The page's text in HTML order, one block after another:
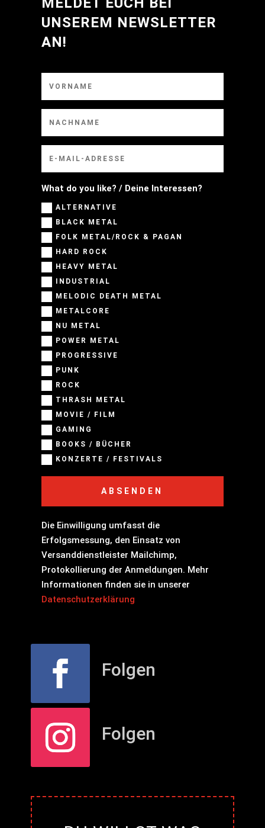
UNSEREM NEWSLETTER
AN!
What do you like? / Deine Interessen?
ALTERNATIVE
BLACK METAL
FOLK METAL/ROCK & PAGAN
HARD ROCK
HEAVY METAL
INDUSTRIAL
MELODIC DEATH METAL
METALCORE
NU METAL
POWER METAL
PROGRESSIVE
PUNK
ROCK
THRASH METAL
MOVIE / FILM
GAMING
BOOKS / BÜCHER
KONZERTE / FESTIVALS
ABSENDEN
Die Einwilligung umfasst die
Erfolgsmessung, den Einsatz von
Versanddienstleister Mailchimp,
Protokollierung der Anmeldungen. Mehr
Informationen finden sie in unserer
Datenschutzerklärung
Folgen
Folgen